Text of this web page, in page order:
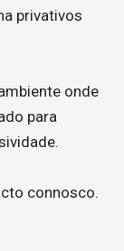
privativos
onde
para
connosco.